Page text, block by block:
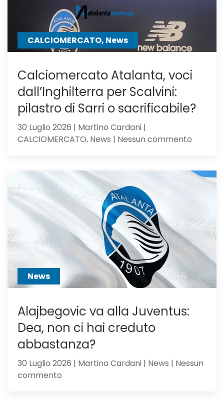
CALCIOMERCATO, News
Calciomercato Atalanta, voci
dall’Inghilterra per Scalvini:
pilastro di Sarri o sacrificabile?
30 Luglio 2026 | Martino Cardani |
CALCIOMERCATO, News | Nessun commento
voci
pilastro
Sarri
News
Alajbegovic va alla Juventus:
Dea, non ci hai creduto
abbastanza?
30 Luglio 2026 | Martino Cardani | News | Nessun
commento